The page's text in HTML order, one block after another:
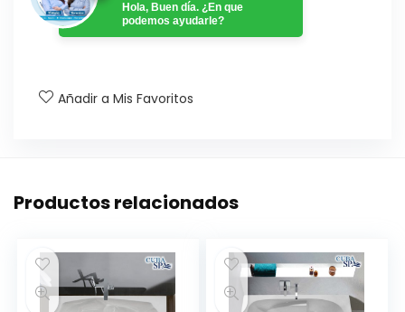
Hola, Buen día. ¿En que
podemos ayudarle?
Añadir a Mis Favoritos
Productos relacionados